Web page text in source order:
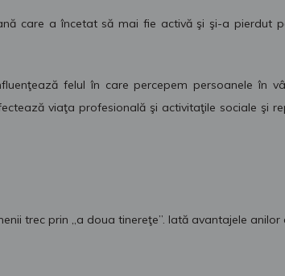
care a încetat să mai fie activă şi şi-a pierdut
felul în care percepem persoanele în
viaţa profesională şi activitaţile sociale şi
trec prin „a doua tinereţe”. Iată avantajele anilor